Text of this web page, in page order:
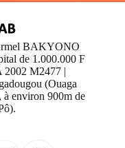
BAKYONO
de 1.000.000 F
2002 M2477 |
(Ouaga
environ 900m de